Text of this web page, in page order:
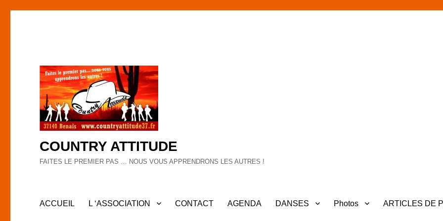
COUNTRY ATTITUDE
FAITES LE PREMIER PAS … NOUS VOUS APPRENDRONS LES AUTRES !
ACCUEIL L ‘ASSOCIATION CONTACT AGENDA DANSES Photos ARTICLES DE